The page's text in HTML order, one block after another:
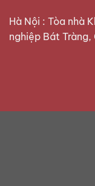
Hà Nội : Tòa nhà
nghiệp Bát Tràng,